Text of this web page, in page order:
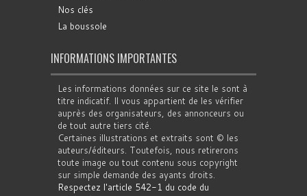
Nos clés
La boussole
INFORMATIONS IMPORTANTES
Les informations données sur ce site le sont à
titre indicatif. Il vous appartient de les vérifier
auprès des organisateurs, des annonceurs ou
de tout autre tiers cité.
Certaines illustrations et extraits sont © les
auteurs/éditeurs. Toutefois, nous retirerons
toute image ou tout contenu sous copyright
sur simple demande des ayants droits.
Respectez l'article 542-1 du code du